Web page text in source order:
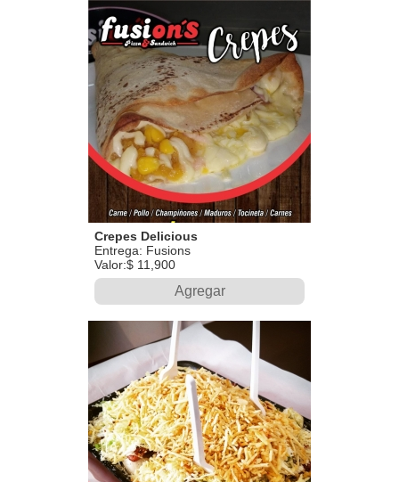
Crepes Delicious
Entrega: Fusions
Valor:$ 11,900
Agregar